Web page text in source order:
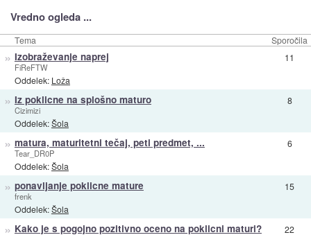
Vredno ogleda ...
Tema Sporočila
» Izobraževanje naprej
FiReFTW
Oddelek: Loža
11
» Iz poklicne na splošno maturo
Cizimizi
Oddelek:Šola
8
» matura, maturitetni tečaj, peti predmet, ...
Tear_DR0P
Oddelek:Šola
6
» ponavljanje poklicne mature
frenk
Oddelek:Šola
15
» Kako je s pogojno pozitivno oceno na poklicni maturi? 22